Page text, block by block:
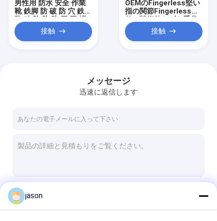
私達について
男性用 防水 安全 作業
靴 鉄脚 防 破 防 穴 鉄板
接触
OEMのFingerless堅い
指の関節Fingerless屋
接触
メッセージ
迅速に返信します
jason